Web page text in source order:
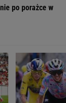
po porażce w